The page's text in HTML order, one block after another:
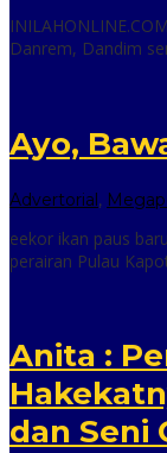
Danrem, Dandim
Ayo,
Advertorial,
eekor ikan paus
perairan Pulau
Anita :
dan Seni